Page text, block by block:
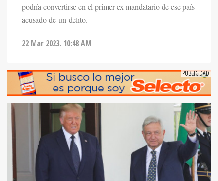
podría convertirse en el primer ex mandatario de ese país
acusado de un delito.
22 Mar 2023. 10:48 AM